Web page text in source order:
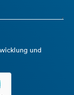
und